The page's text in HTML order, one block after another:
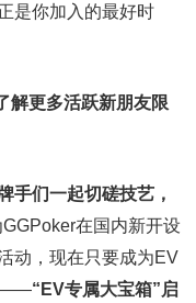
是你加入的最好时
解更多活跃新朋友限
手们一起切磋技艺，
在国内新开设
动，现在只要成为EV
——“EV专属大宝箱”启